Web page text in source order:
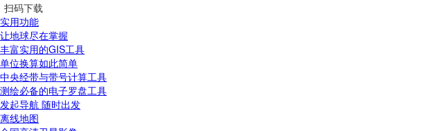
扫码下载
实用功能
让地球尽在掌握
丰富实用的GIS工具
单位换算如此简单
中央经带与带号计算工具
测绘必备的电子罗盘工具
发起导航 随时出发
离线地图